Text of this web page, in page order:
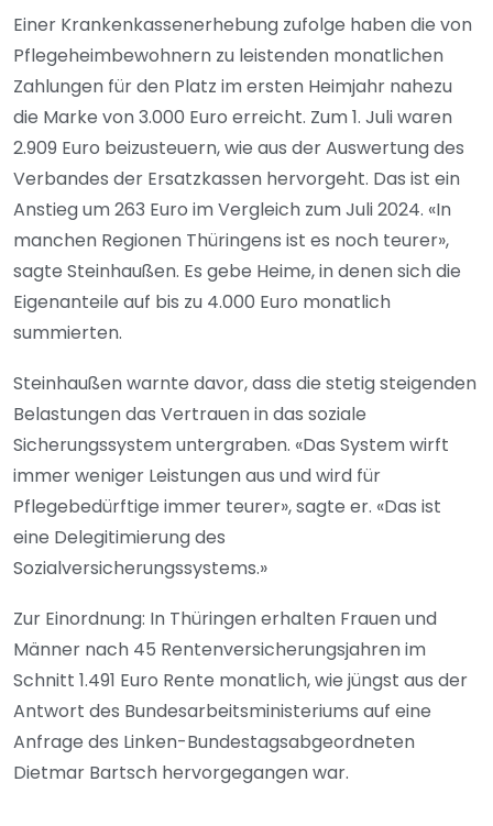
Einer Krankenkassenerhebung zufolge haben die von
Pflegeheimbewohnern zu leistenden monatlichen
Zahlungen für den Platz im ersten Heimjahr nahezu
die Marke von 3.000 Euro erreicht. Zum 1. Juli waren
2.909 Euro beizusteuern, wie aus der Auswertung des
Verbandes der Ersatzkassen hervorgeht. Das ist ein
Anstieg um 263 Euro im Vergleich zum Juli 2024. «In
manchen Regionen Thüringens ist es noch teurer»,
sagte Steinhaußen. Es gebe Heime, in denen sich die
Eigenanteile auf bis zu 4.000 Euro monatlich
summierten.
Steinhaußen warnte davor, dass die stetig steigenden
Belastungen das Vertrauen in das soziale
Sicherungssystem untergraben. «Das System wirft
immer weniger Leistungen aus und wird für
Pflegebedürftige immer teurer», sagte er. «Das ist
eine Delegitimierung des
Sozialversicherungssystems.»
Zur Einordnung: In Thüringen erhalten Frauen und
Männer nach 45 Rentenversicherungsjahren im
Schnitt 1.491 Euro Rente monatlich, wie jüngst aus der
Antwort des Bundesarbeitsministeriums auf eine
Anfrage des Linken-Bundestagsabgeordneten
Dietmar Bartsch hervorgegangen war.